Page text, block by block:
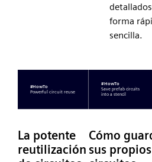
forma
sencilla.
La potente
reutilización
Cómo
sus propios